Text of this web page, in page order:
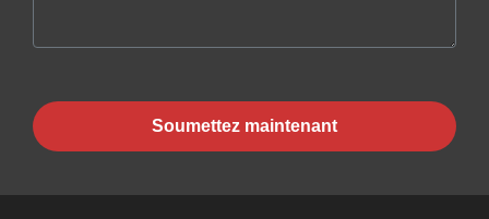
Soumettez maintenant